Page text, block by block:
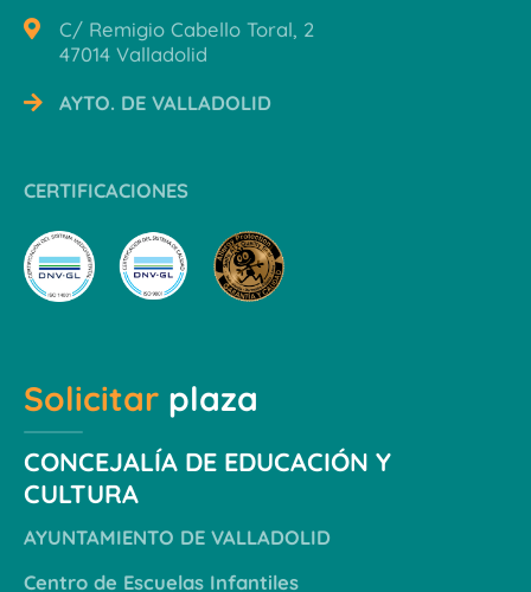
C/ Remigio Cabello Toral, 2
47014 Valladolid
AYTO. DE VALLADOLID
CERTIFICACIONES
Solicitar plaza
CONCEJALÍA DE EDUCACIÓN Y
CULTURA
AYUNTAMIENTO DE VALLADOLID
Centro de Escuelas Infantiles